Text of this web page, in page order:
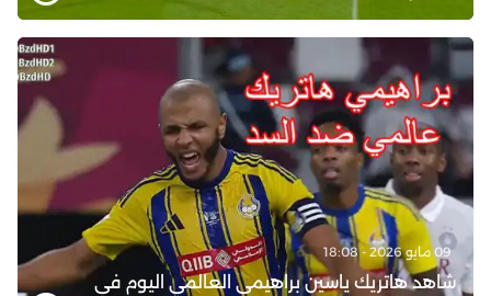
09 مايو 2026 - 18:08
شاهد هاتريك ياسين براهيمي العالمي اليوم في